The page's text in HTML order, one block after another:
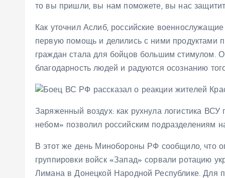
то вы пришли, вы нам поможете, вы нас
Как уточнил Аслиб, российские
первую помощь и делились с ними продуктами
граждан стала для бойцов большим стимулом.
благодарность людей и радуются осознанию
Заряженный воздух: как рухнула логистика
небом» позволил российским подразделениям
В этот же день Минобороны РФ сообщило, что
группировки войск «Запад» сорвали ротацию
Лимана в Донецкой Народной Республике. Для